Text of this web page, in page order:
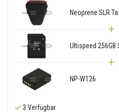
Neoprene SLR
Ultispeed 256GB
NP-W126
3 Verfügbar